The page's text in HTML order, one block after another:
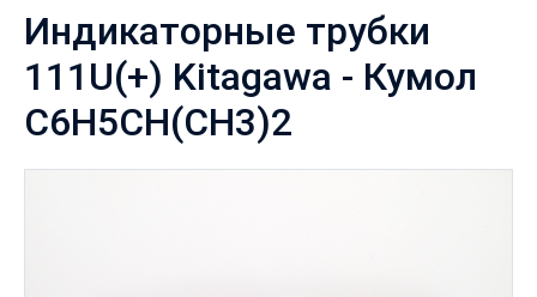
Индикаторные трубки
111U(+) Kitagawa - Кумол
C6H5CH(CH3)2